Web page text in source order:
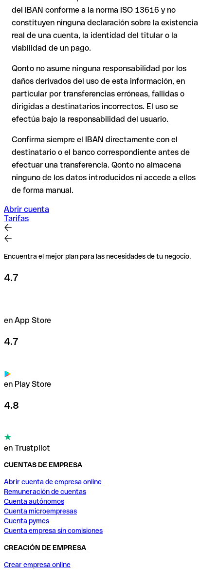
Recomendación: Pide al destinatario que te confirme el IBAN
por escrito, especialmente en nuevas relaciones comerciales
puede verificarla el propio Multibanco o mediante una
transferencia de prueba.
Tu entidad puede iniciar un proceso de reclamación a
petición tuya.
La devolución no está asegurada, especialmente si el
destinatario ya ha retirado el dinero.
En transferencias internacionales fuera del espacio SEPA, la
recuperación es considerablemente más compleja y conlleva
comisiones .
Recomendación: Verifica cada IBAN antes de una
transferencia con nuestro IBAN Checker gratuito y, en caso
de duda, confírmalo directamente con el destinatario. Esta
precaución es especialmente importante con importes
elevados o nuevas relaciones comerciales.
del IBAN conforme a la norma ISO 13616 y no
constituyen ninguna declaración sobre la existencia
real de una cuenta, la identidad del titular o la
viabilidad de un pago.
Qonto no asume ninguna responsabilidad por los
daños derivados del uso de esta información, en
particular por transferencias erróneas, fallidas o
dirigidas a destinatarios incorrectos. El uso se
efectúa bajo la responsabilidad del usuario.
Confirma siempre el IBAN directamente con el
destinatario o el banco correspondiente antes de
efectuar una transferencia. Qonto no almacena
ninguno de los datos introducidos ni accede a ellos
de forma manual.
Abrir cuenta
Tarifas
Encuentra el mejor plan para las necesidades de tu negocio.
4.7
en App Store
4.7
en Play Store
4.8
en Trustpilot
CUENTAS DE EMPRESA
Abrir cuenta de empresa online
Remuneración de cuentas
Cuenta autónomos
Cuenta microempresas
Cuenta pymes
Cuenta empresa sin comisiones
CREACIÓN DE EMPRESA
Crear empresa online